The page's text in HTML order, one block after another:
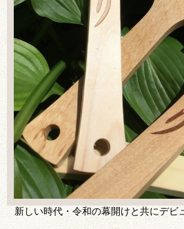
新しい時代・令和の幕開けと共にデビ